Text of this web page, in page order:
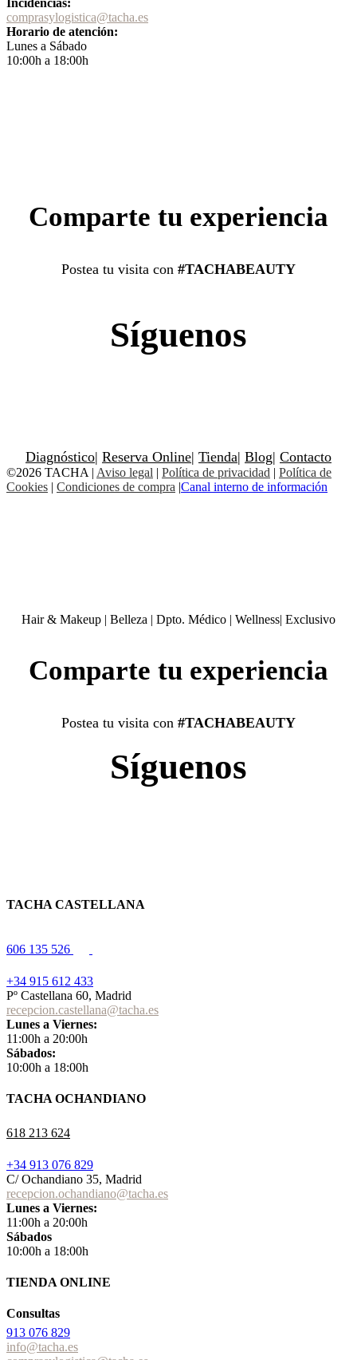
Incidencias:
comprasylogistica@tacha.es
Horario de atención:
Lunes a Sábado
10:00h a 18:00h
Comparte tu experiencia
Postea tu visita con #TACHABEAUTY
Síguenos
Diagnóstico| Reserva Online| Tienda| Blog| Contacto
©2026 TACHA | Aviso legal | Política de privacidad | Política de
Cookies | Condiciones de compra |Canal interno de información
Hair & Makeup | Belleza | Dpto. Médico | Wellness| Exclusivo
Comparte tu experiencia
Postea tu visita con #TACHABEAUTY
Síguenos
TACHA CASTELLANA
606 135 526
+34 915 612 433
Pº Castellana 60, Madrid
recepcion.castellana@tacha.es
Lunes a Viernes:
11:00h a 20:00h
Sábados:
10:00h a 18:00h
TACHA OCHANDIANO
618 213 624
+34 913 076 829
C/ Ochandiano 35, Madrid
recepcion.ochandiano@tacha.es
Lunes a Viernes:
11:00h a 20:00h
Sábados
10:00h a 18:00h
TIENDA ONLINE
Consultas
913 076 829
info@tacha.es